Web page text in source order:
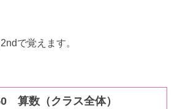
で覚えます。
算数（クラス全体）